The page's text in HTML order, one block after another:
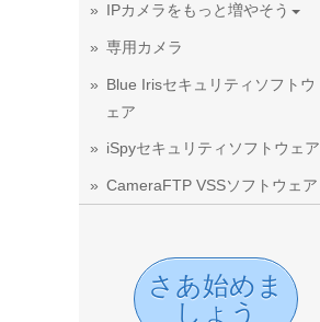
IPカメラをもっと増やそう
専用カメラ
Blue Irisセキュリティソフトウ
ェア
iSpyセキュリティソフトウェア
CameraFTP VSSソフトウェア
さあ始めま
しょう